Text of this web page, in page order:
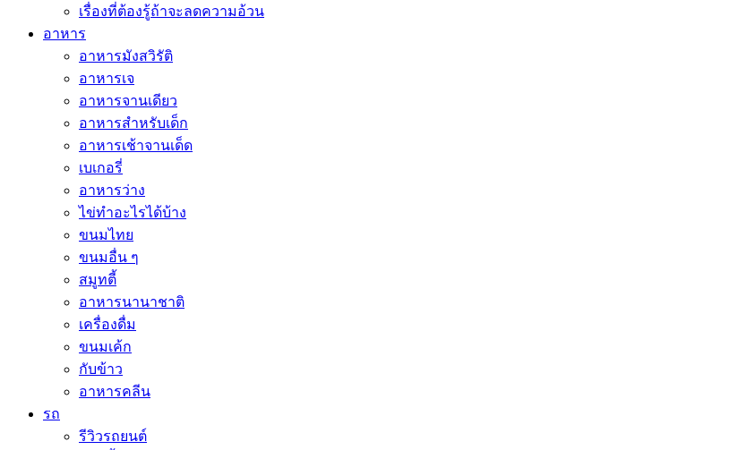
เรื่องที่ต้องรู้ถ้าจะลดความอ้วน
อาหาร
อาหารมังสวิรัติ
อาหารเจ
อาหารจานเดียว
อาหารสำหรับเด็ก
อาหารเช้าจานเด็ด
เบเกอรี่
อาหารว่าง
ไข่ทำอะไรได้บ้าง
ขนมไทย
ขนมอื่น ๆ
สมูทตี้
อาหารนานาชาติ
เครื่องดื่ม
ขนมเค้ก
กับข้าว
อาหารคลีน
รถ
รีวิวรถยนต์